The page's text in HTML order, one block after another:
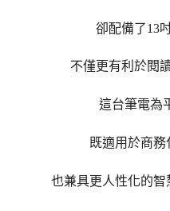
卻配備了13
不僅更有利於閱
這台筆電為
既適用於商務
也兼具更人性化的智